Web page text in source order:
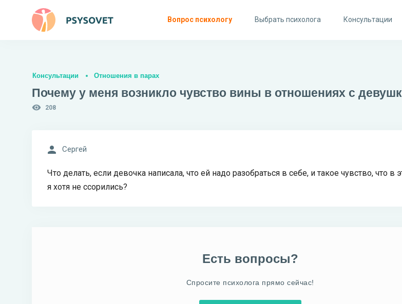
Вопрос психологу Выбрать психолога Консультации
Консультации Отношения в парах
Почему у меня возникло чувство вины в отношениях с
208
Сергей
Что делать, если девочка написала, что ей надо разобраться в себе, и такое чувство, что в
я хотя не ссорились?
Есть вопросы?
Спросите психолога прямо сейчас!